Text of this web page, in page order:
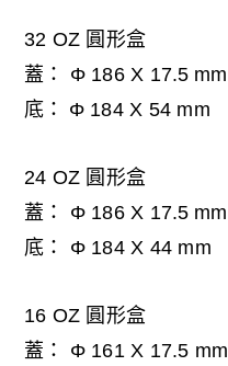
32 OZ 圓形盒
蓋 ： Φ 186 X 17.5 mm
底 ： Φ 184 X 54 mm
24 OZ 圓形盒
蓋 ： Φ 186 X 17.5 mm
底 ： Φ 184 X 44 mm
16 OZ 圓形盒
蓋 ： Φ 161 X 17.5 mm